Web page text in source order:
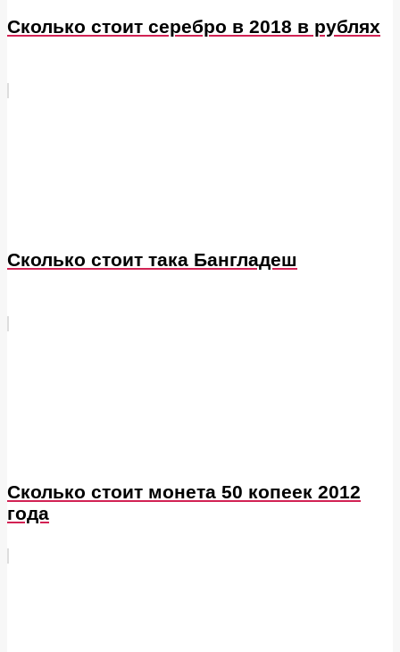
Сколько стоит серебро в 2018 в рублях
Сколько стоит така Бангладеш
Сколько стоит монета 50 копеек 2012
года